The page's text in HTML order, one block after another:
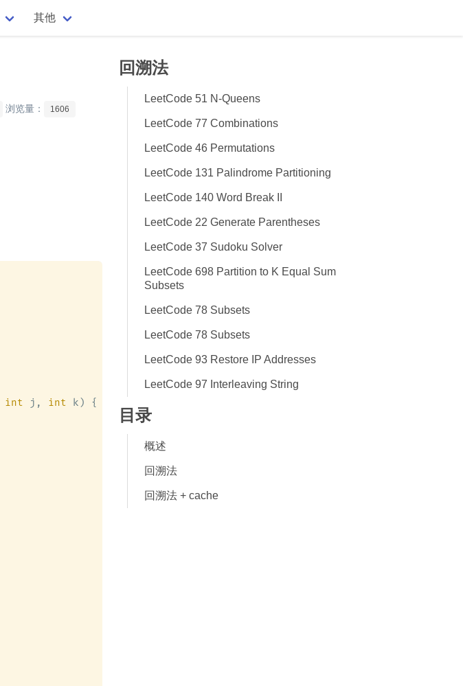
其他
浏览量： 1606
int j, int k)
{
回溯法
LeetCode 51 N-Queens
LeetCode 77 Combinations
LeetCode 46 Permutations
LeetCode 131 Palindrome Partitioning
LeetCode 140 Word Break II
LeetCode 22 Generate Parentheses
LeetCode 37 Sudoku Solver
LeetCode 698 Partition to K Equal Sum
Subsets
LeetCode 78 Subsets
LeetCode 78 Subsets
LeetCode 93 Restore IP Addresses
LeetCode 97 Interleaving String
目录
概述
回溯法
回溯法 + cache